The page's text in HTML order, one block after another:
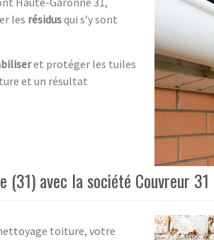
les résidusqui s’y sont
et protéger les tuiles
et un résultat
avec la société Couvreur
nettoyage toiture, votre